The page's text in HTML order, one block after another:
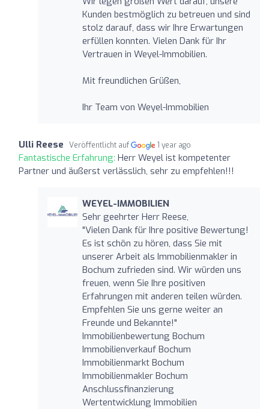
Kunden bestmöglich zu betreuen und sind
stolz darauf, dass wir Ihre Erwartungen
erfüllen konnten. Vielen Dank für Ihr
Vertrauen in Weyel-Immobilien.
Mit freundlichen Grüßen,
Ihr Team von Weyel-Immobilien
Ulli Reese Veröffentlicht auf 1 year ago
Fantastische Erfahrung: Herr Weyel ist kompetenter
Partner und äußerst verlässlich, sehr zu empfehlen!!!
WEYEL-IMMOBILIEN
Sehr geehrter Herr Reese,
"Vielen Dank für Ihre positive Bewertung!
Es ist schön zu hören, dass Sie mit
unserer Arbeit als Immobilienmakler in
Bochum zufrieden sind. Wir würden uns
freuen, wenn Sie Ihre positiven
Erfahrungen mit anderen teilen würden.
Empfehlen Sie uns gerne weiter an
Freunde und Bekannte!"
Immobilienbewertung Bochum
Immobilienverkauf Bochum
Immobilienmarkt Bochum
Immobilienmakler Bochum
Anschlussfinanzierung
Wertentwicklung Immobilien